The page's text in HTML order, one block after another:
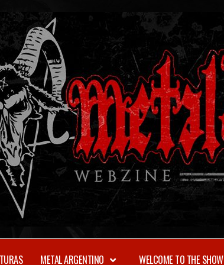
METAL ARGENTINO WELCOME TO THE SHOW